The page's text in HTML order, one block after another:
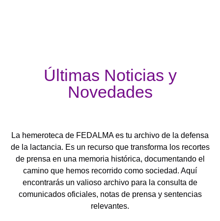
Últimas Noticias y
Novedades
La hemeroteca de FEDALMA es tu archivo de la defensa
de la lactancia. Es un recurso que transforma los recortes
de prensa en una memoria histórica, documentando el
camino que hemos recorrido como sociedad. Aquí
encontrarás un valioso archivo para la consulta de
comunicados oficiales, notas de prensa y sentencias
relevantes.